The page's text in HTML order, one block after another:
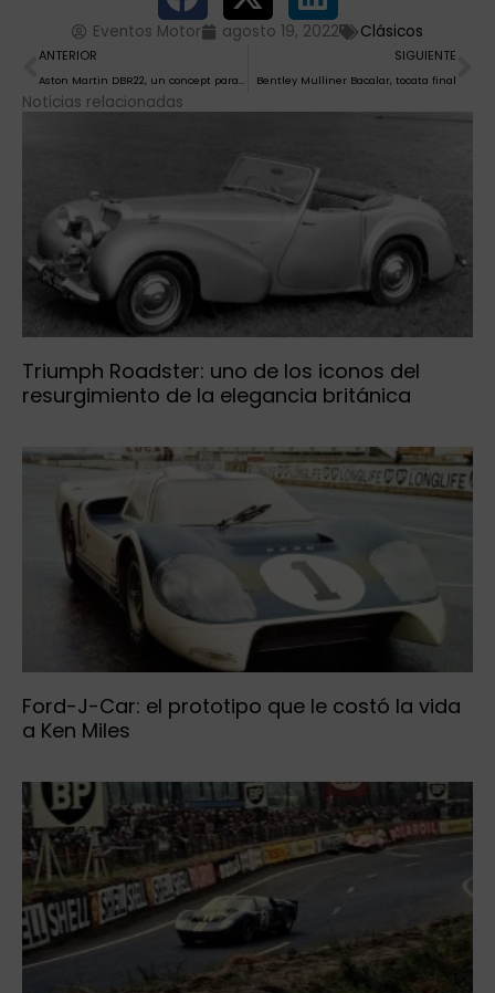
Eventos Motor agosto 19, 2022 Clásicos
Ant
ANTERIOR
Aston Martin DBR22, un concept para celebrar diez años de división Q
SIGUIENTE
Bentley Mulliner Bacalar, tocata final
Noticias relacionadas
Triumph Roadster: uno de los iconos del
resurgimiento de la elegancia británica
Ford-J-Car: el prototipo que le costó la vida
a Ken Miles